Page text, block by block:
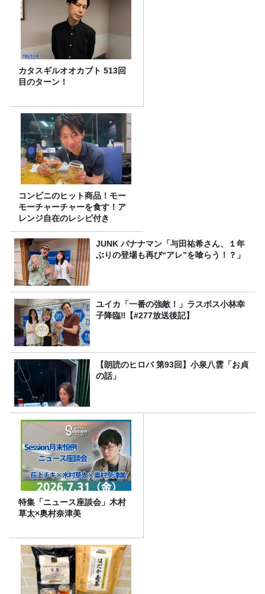
カタスギルオオカブト 513回
目のターン！
コンビニのヒット商品！モー
モーチャーチャーを食す！ア
レンジ自在のレシピ付き
JUNK バナナマン「与田祐希さん、１年
ぶりの登場も再び“アレ”を喰らう！？」
ユイカ「一番の強敵！」ラスボス小林幸
子降臨‼【#277放送後記】
【朗読のヒロバ 第93回】小泉八雲「お貞
の話」
特集「ニュース座談会」木村
草太×奥村奈津美